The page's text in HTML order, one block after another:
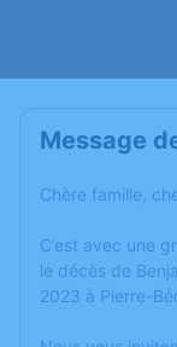
Message
Chère famille,
C’est avec une
le décès de
2023 à Pierre-